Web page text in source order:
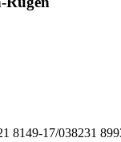
8149-17/038231